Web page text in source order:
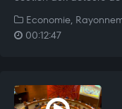
Economie,
00:12:47